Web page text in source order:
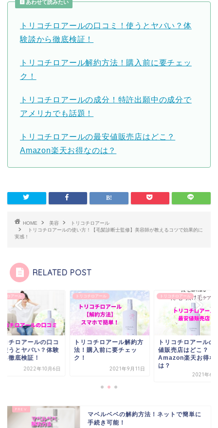
あわせて読みたい
トリコチロアールの口コミ！使うとヤバい？体
験談から徹底検証！
トリコチロアール解約方法！購入前に要チェッ
ク！
トリコチロアールの成分！特許出願中の成分で
アメリカでも話題！
トリコチロアールの最安値販売店はどこ？
Amazon楽天お得なのは？
HOME 美容
トリコチロアール
トリコチロアールの使い方！【毛髪診断士監修】美容師が教えるコツで効果的に
実感！
RELATED POST
チロアール
コチロアールの口コ
使うとヤバい？体験
ら徹底検証！
2022年10月6日
トリコチロアール
トリコチロアール解約方
法！購入前に要チェッ
ク！
2021年9月11日
トリコチロアール
トリコチロアールの
値販売店はどこ？
Amazon楽天お得な
は？
2021年6
マベルベベの解約方法！ネットで簡単に
手続き可能！